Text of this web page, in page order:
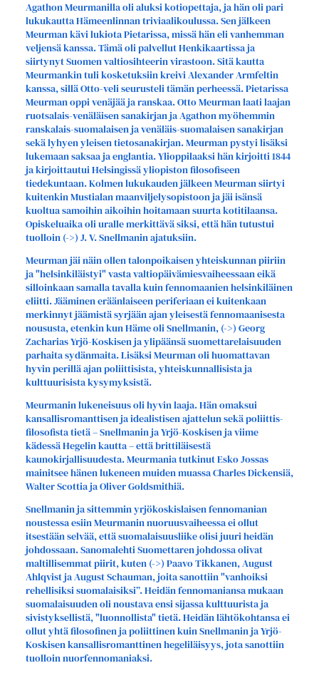
Agathon Meurmanilla oli aluksi kotiopettaja, ja hän oli pari
lukukautta Hämeenlinnan triviaalikoulussa. Sen jälkeen
Meurman kävi lukiota Pietarissa, missä hän eli vanhemman
veljensä kanssa. Tämä oli palvellut Henkikaartissa ja
siirtynyt Suomen valtiosihteerin virastoon. Sitä kautta
Meurmankin tuli kosketuksiin kreivi Alexander Armfeltin
kanssa, sillä Otto-veli seurusteli tämän perheessä. Pietarissa
Meurman oppi venäjää ja ranskaa. Otto Meurman laati laajan
ruotsalais-venäläisen sanakirjan ja Agathon myöhemmin
ranskalais-suomalaisen ja venäläis-suomalaisen sanakirjan
sekä lyhyen yleisen tietosanakirjan. Meurman pystyi lisäksi
lukemaan saksaa ja englantia. Ylioppilaaksi hän kirjoitti 1844
ja kirjoittautui Helsingissä yliopiston filosofiseen
tiedekuntaan. Kolmen lukukauden jälkeen Meurman siirtyi
kuitenkin Mustialan maanviljelysopistoon ja jäi isänsä
kuoltua samoihin aikoihin hoitamaan suurta kotitilaansa.
Opiskeluaika oli uralle merkittävä siksi, että hän tutustui
tuolloin (->) J. V. Snellmanin ajatuksiin.
Meurman jäi näin ollen talonpoikaisen yhteiskunnan piiriin
ja "helsinkiläistyi" vasta valtiopäivämiesvaiheessaan eikä
silloinkaan samalla tavalla kuin fennomaanien helsinkiläinen
eliitti. Jääminen eräänlaiseen periferiaan ei kuitenkaan
merkinnyt jäämistä syrjään ajan yleisestä fennomaanisesta
noususta, etenkin kun Häme oli Snellmanin, (->) Georg
Zacharias Yrjö-Koskisen ja ylipäänsä suomettarelaisuuden
parhaita sydänmaita. Lisäksi Meurman oli huomattavan
hyvin perillä ajan poliittisista, yhteiskunnallisista ja
kulttuurisista kysymyksistä.
Meurmanin lukeneisuus oli hyvin laaja. Hän omaksui
kansallisromanttisen ja idealistisen ajattelun sekä poliittis-
filosofista tietä – Snellmanin ja Yrjö-Koskisen ja viime
kädessä Hegelin kautta – että brittiläisestä
kaunokirjallisuudesta. Meurmania tutkinut Esko Jossas
mainitsee hänen lukeneen muiden muassa Charles Dickensiä,
Walter Scottia ja Oliver Goldsmithiä.
Snellmanin ja sittemmin yrjökoskislaisen fennomanian
noustessa esiin Meurmanin nuoruusvaiheessa ei ollut
itsestään selvää, että suomalaisuusliike olisi juuri heidän
johdossaan. Sanomalehti Suomettaren johdossa olivat
maltillisemmat piirit, kuten (->) Paavo Tikkanen, August
Ahlqvist ja August Schauman, joita sanottiin "vanhoiksi
rehellisiksi suomalaisiksi”. Heidän fennomaniansa mukaan
suomalaisuuden oli noustava ensi sijassa kulttuurista ja
sivistyksellistä, "luonnollista" tietä. Heidän lähtökohtansa ei
ollut yhtä filosofinen ja poliittinen kuin Snellmanin ja Yrjö-
Koskisen kansallisromanttinen hegeliläisyys, jota sanottiin
tuolloin nuorfennomaniaksi.